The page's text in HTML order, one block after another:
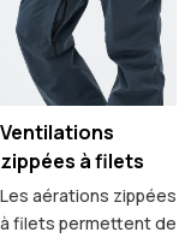
Ventilations
zippées à filets
Les aérations zippées
à filets permettent de